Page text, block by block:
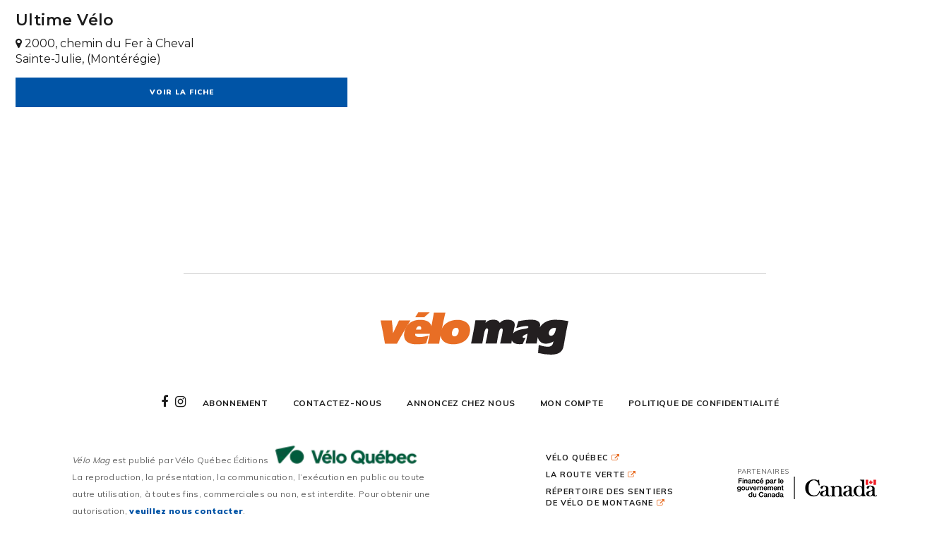
Ultime Vélo
2000, chemin du Fer à Cheval
Sainte-Julie, (Montérégie)
VOIR LA FICHE
ABONNEMENT CONTACTEZ-NOUS ANNONCEZ CHEZ NOUS MON COMPTE POLITIQUE DE CONFIDENTIALITÉ
Vélo Magest publié par Vélo Québec Éditions
La reproduction, la présentation, la communication, l’exécution en public ou toute
autre utilisation, à toutes fins, commerciales ou non, est interdite. Pour obtenir une
autorisation,veuillez nous contacter.
VÉLO QUÉBEC
LA ROUTE VERTE
RÉPERTOIRE DES SENTIERS
DE VÉLO DE MONTAGNE
PARTENAIRES